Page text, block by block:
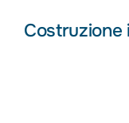
Costruzione